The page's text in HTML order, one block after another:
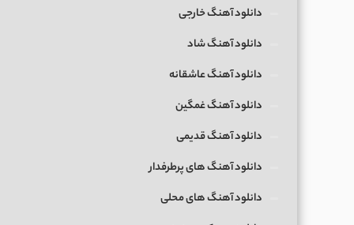
دانلود آهنگ خارجی
دانلود آهنگ شاد
دانلود آهنگ عاشقانه
دانلود آهنگ غمگین
دانلود آهنگ قدیمی
دانلود آهنگ های پرطرفدار
دانلود آهنگ های محلی